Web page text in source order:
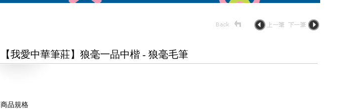
【我愛中華筆莊】狼毫一品中楷 - 狼毫毛筆
商品規格